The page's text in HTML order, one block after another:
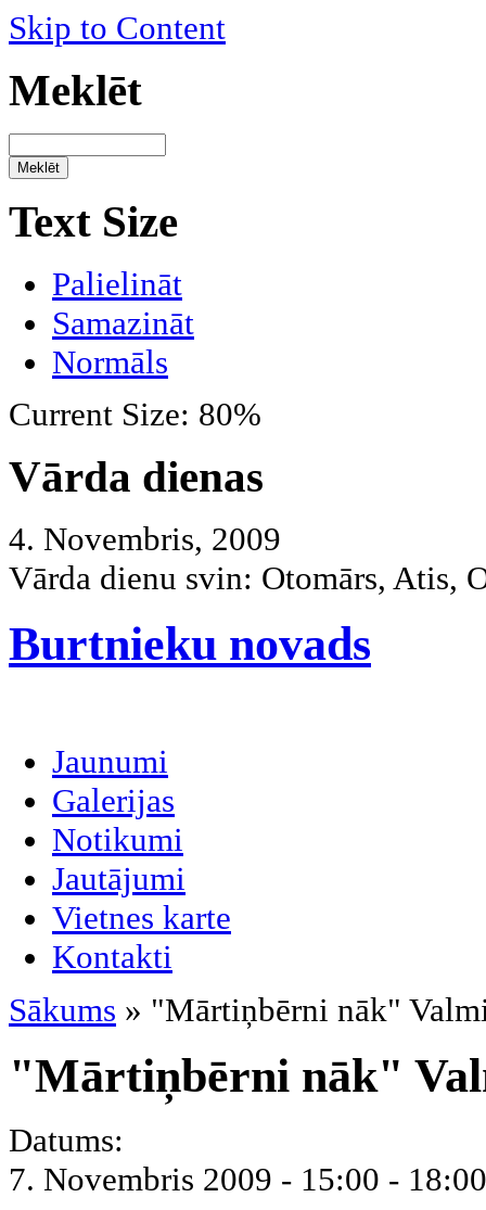
Skip to Content
Meklēt
Text Size
Palielināt
Samazināt
Normāls
Current Size: 80%
Vārda dienas
4. Novembris, 2009
Vārda dienu svin: Otomārs, Atis,
Burtnieku novads
Jaunumi
Galerijas
Notikumi
Jautājumi
Vietnes karte
Kontakti
Sākums » "Mārtiņbērni nāk"
"Mārtiņbērni nāk"
Datums:
7. Novembris 2009 - 15:00 - 18:00